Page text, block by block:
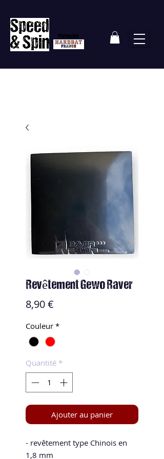
Partenaire
Revêtement Gewo Raver
8,90 €
Couleur *
Quantité *
Ajouter au panier
- revêtement type Chinois en
1,8 mm